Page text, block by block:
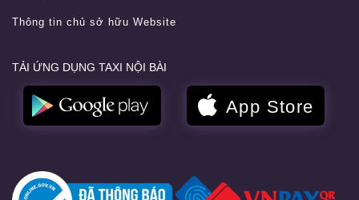
Thông tin chủ sở hữu Website
TẢI ỨNG DỤNG TAXI NỘI BÀI